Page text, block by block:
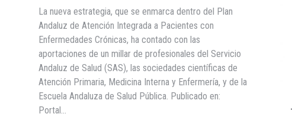
La nueva estrategia, que se enmarca dentro del Plan
Andaluz de Atención Integrada a Pacientes con
Enfermedades Crónicas, ha contado con las
aportaciones de un millar de profesionales del Servicio
Andaluz de Salud (SAS), las sociedades científicas de
Atención Primaria, Medicina Interna y Enfermería, y de la
Escuela Andaluza de Salud Pública. Publicado en:
Portal…